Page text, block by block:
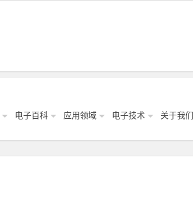
电子百科 应用领域 电子技术 关于我们